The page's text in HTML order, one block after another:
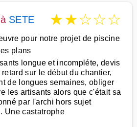
à SETE ★★☆☆☆
pour notre projet de piscine
plans
longue et incompléte, devis
sur le début du chantier,
de longues semaines, obliger
les artisants alors que c'était sa
par l'archi hors sujet
Une castatrophe